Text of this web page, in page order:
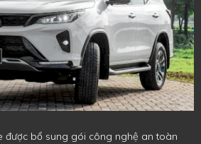
được bổ sung gói công nghệ an toàn